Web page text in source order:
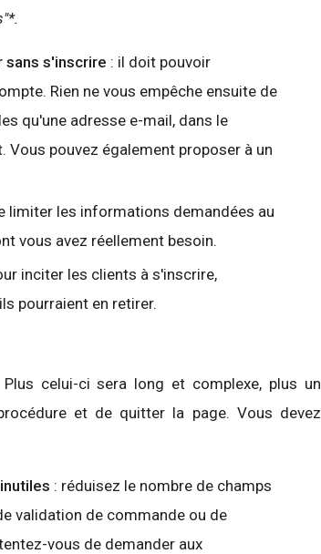
sans s'inscrire : il doit pouvoir
Rien ne vous empêche ensuite de
qu'une adresse e-mail, dans le
pouvez également proposer à un
limiter les informations demandées au
vous avez réellement besoin.
inciter les clients à s'inscrire,
pourraient en retirer.
celui-ci sera long et complexe, plus un
et de quitter la page. Vous devez
: réduisez le nombre de champs
validation de commande ou de
vous de demander aux